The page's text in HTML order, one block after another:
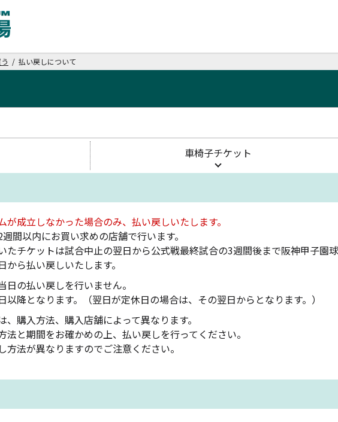
/ 払い戻しについて
車椅子チケット
成立しなかった場合のみ、払い戻しいたします。
間以内にお買い求めの店舗で行います。
チケットは試合中止の翌日から公式戦最終試合の3週間後まで阪神甲子園
ら払い戻しいたします。
の払い戻しを行いません。
降となります。（翌日が定休日の場合は、その翌日からとなります。）
購入方法、購入店舗によって異なります。
と期間をお確かめの上、払い戻しを行ってください。
法が異なりますのでご注意ください。